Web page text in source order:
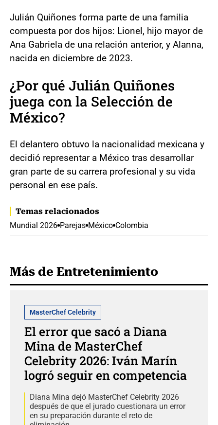
Julián Quiñones forma parte de una familia
compuesta por dos hijos: Lionel, hijo mayor de
Ana Gabriela de una relación anterior, y Alanna,
nacida en diciembre de 2023.
¿Por qué Julián Quiñones
juega con la Selección de
México?
El delantero obtuvo la nacionalidad mexicana y
decidió representar a México tras desarrollar
gran parte de su carrera profesional y su vida
personal en ese país.
Temas relacionados
Mundial 2026 Parejas México Colombia
Más de Entretenimiento
MasterChef Celebrity
El error que sacó a Diana
Mina de MasterChef
Celebrity 2026: Iván Marín
logró seguir en competencia
Diana Mina dejó MasterChef Celebrity 2026
después de que el jurado cuestionara un error
en su preparación durante el reto de